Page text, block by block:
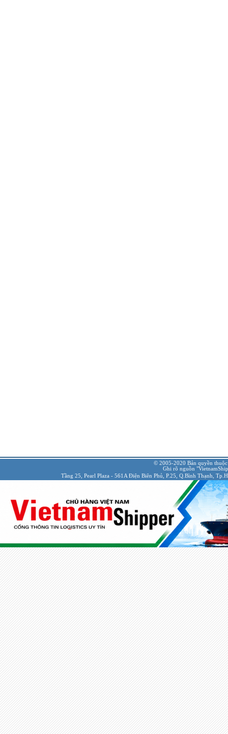
© 2005-2020 Bản quyền
Ghi rõ nguồn
Tầng 25, Pearl Plaza - 561A Điện Biên Phủ, P.25, Q.Bình Thạnh,